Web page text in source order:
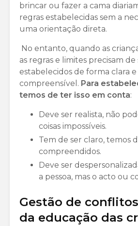
brincar ou fazer a cama
regras estabelecidas sem a
uma orientação direta.
No entanto, quando as
as regras e limites precisam de
estabelecidos de forma clara e
compreensível. Para
temos de ter isso em conta:
Deve ser realista, não
coisas impossíveis.
Tem de ser claro, temos
compreendidos.
Deve ser
a pessoa, mas o acto ou
Gestão de
da educação das